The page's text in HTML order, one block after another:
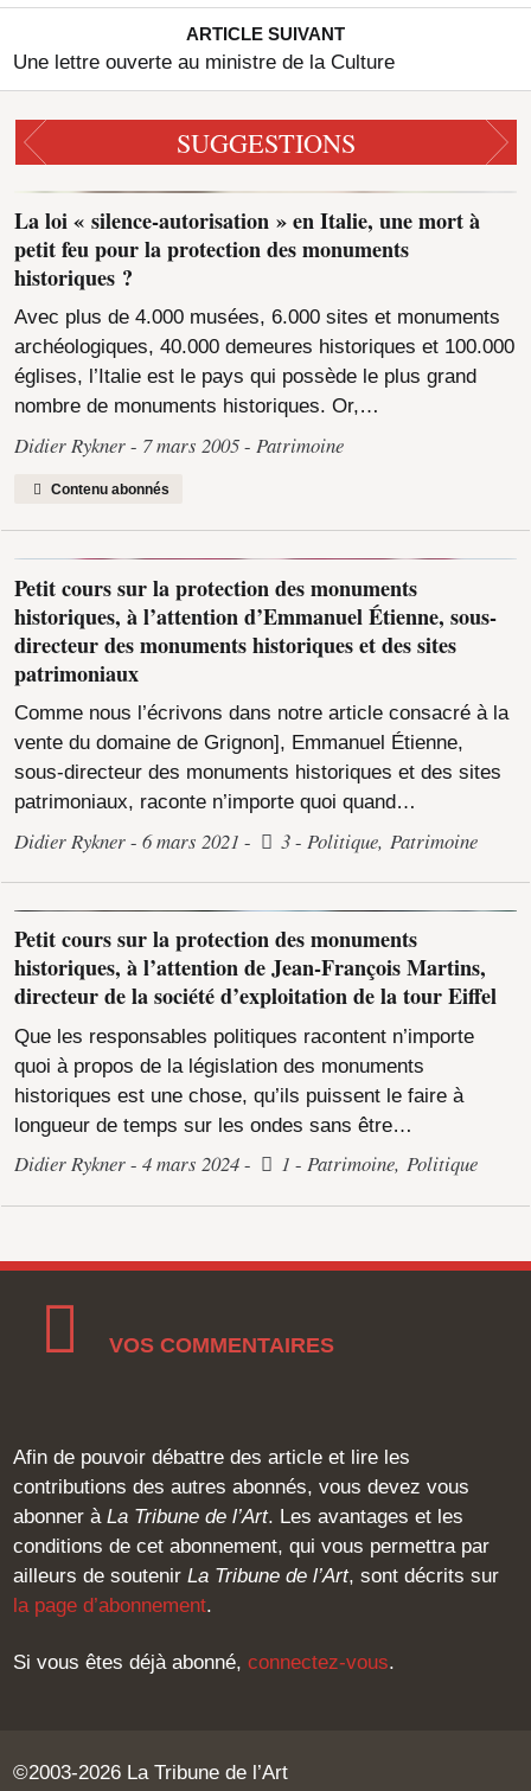
ARTICLE SUIVANT
Une lettre ouverte au ministre de la Culture
SUGGESTIONS
La loi « silence-autorisation » en Italie, une mort à
petit feu pour la protection des monuments
historiques ?
Avec plus de 4.000 musées, 6.000 sites et monuments
archéologiques, 40.000 demeures historiques et 100.000
églises, l’Italie est le pays qui possède le plus grand
nombre de monuments historiques. Or,…
Didier Rykner 7 mars 2005 Patrimoine
Contenu abonnés
Petit cours sur la protection des monuments
historiques, à l’attention d’Emmanuel Étienne, sous-
directeur des monuments historiques et des sites
patrimoniaux
Comme nous l’écrivons dans notre article consacré à la
vente du domaine de Grignon], Emmanuel Étienne,
sous-directeur des monuments historiques et des sites
patrimoniaux, raconte n’importe quoi quand…
Didier Rykner 6 mars 2021 3 Politique,Patrimoine
Petit cours sur la protection des monuments
historiques, à l’attention de Jean-François Martins,
directeur de la société d’exploitation de la tour Eiffel
Que les responsables politiques racontent n’importe
quoi à propos de la législation des monuments
historiques est une chose, qu’ils puissent le faire à
longueur de temps sur les ondes sans être…
Didier Rykner 4 mars 2024 1 Patrimoine,Politique
VOS COMMENTAIRES
Afin de pouvoir débattre des article et lire les
contributions des autres abonnés, vous devez vous
abonner àLa Tribune de l’Art. Les avantages et les
conditions de cet abonnement, qui vous permettra par
ailleurs de soutenirLa Tribune de l’Art, sont décrits sur
la page d’abonnement.
Si vous êtes déjà abonné,connectez-vous.
©2003-2026 La Tribune de l’Art